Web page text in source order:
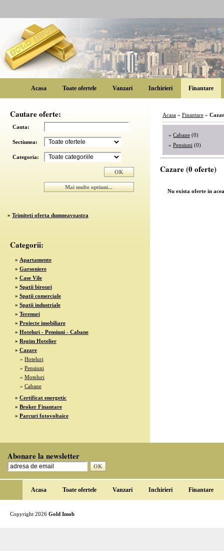
Acasa Toate ofertele Vanzari Inchirieri Finantare
Cautare oferte:
Cauta:
Sectiunea:
Categoria:
» Trimiteti oferta dumneavoastra
Categorii:
» Apartamente
» Garsoniere
» Case Vile
» Spatii birouri
» Spatii comerciale
» Spatii industriale
» Terenuri
» Proiecte imobiliare
» Hoteluri - Pensiuni - Cabane
» Regim Hotelier
» Cazare
» Hoteluri
» Pensiuni
» Moteluri
» Cabane
» Certificat energetic
» Broker Finantare
» Parcuri fotovoltaice
Acasa » Finantare »
» Cabane (0)
» Pensiuni (0)
Cazare (0 oferte)
Nu exista oferte in
Abonare la newsletter
Acasa Toate ofertele Vanzari Inchirieri Finantare
Copyright 2026 Gold Imob